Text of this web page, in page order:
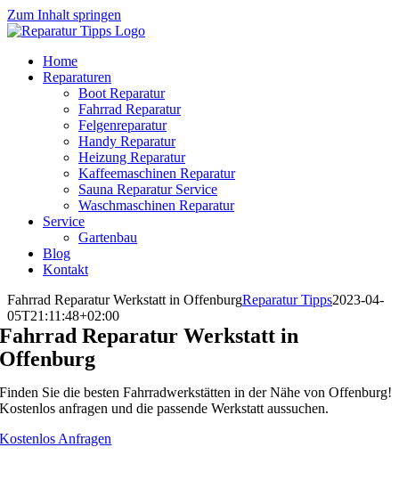
Zum Inhalt springen
Home
Reparaturen
Boot Reparatur
Fahrrad Reparatur
Felgenreparatur
Handy Reparatur
Heizung Reparatur
Kaffeemaschinen Reparatur
Sauna Reparatur Service
Waschmaschinen Reparatur
Service
Gartenbau
Blog
Kontakt
Fahrrad Reparatur Werkstatt in OffenburgReparatur Tipps2023-04-
05T21:11:48+02:00
Fahrrad Reparatur Werkstatt in
Offenburg
Finden Sie die besten Fahrradwerkstätten in der Nähe von Offenburg!
Kostenlos anfragen und die passende Werkstatt aussuchen.
Kostenlos Anfragen